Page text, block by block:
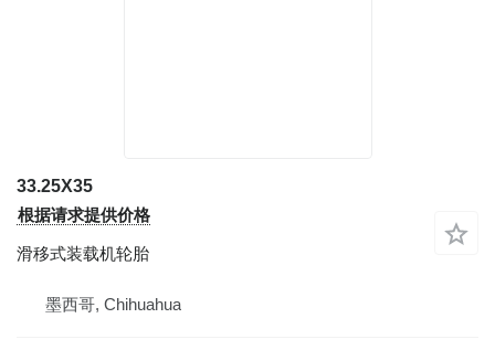
33.25X35
根据请求提供价格
滑移式装载机轮胎
墨西哥, Chihuahua